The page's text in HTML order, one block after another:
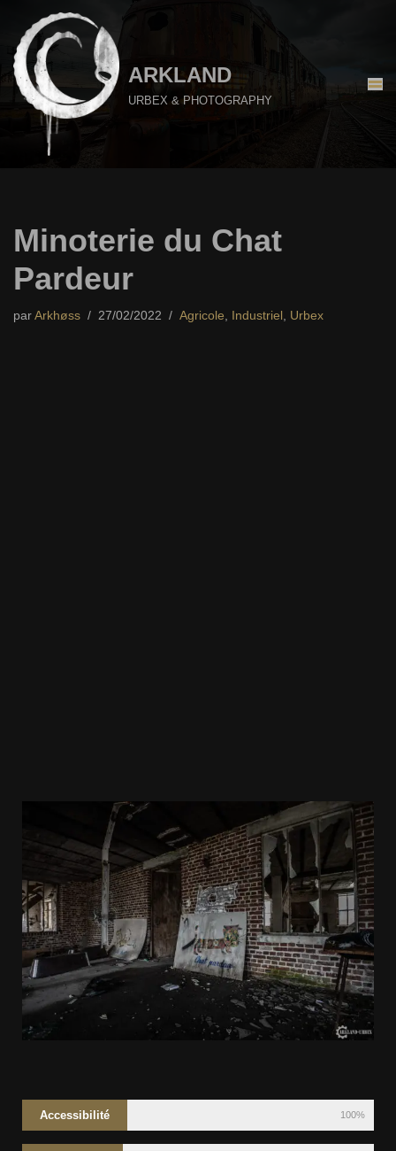
Aller
au
contenu
ARKLAND
URBEX & PHOTOGRAPHY
Minoterie du Chat
Pardeur
par Arkhøss 27/02/2022 Agricole, Industriel , Urbex
Accessibilité 100%